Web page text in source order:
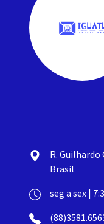
R. Guilhardo
Brasil
seg a sex |